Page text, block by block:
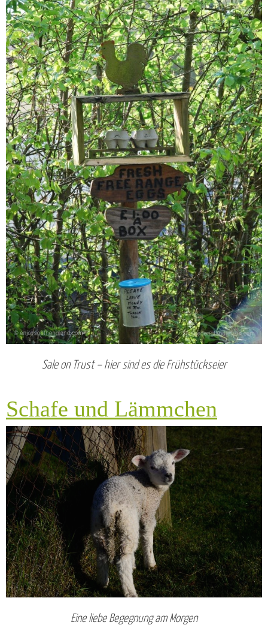
Sale on Trust – hier sind es die Frühstückseier
Schafe und Lämmchen
Eine liebe Begegnung am Morgen